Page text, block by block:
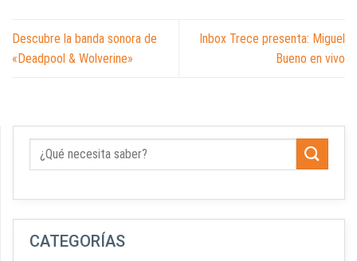
Descubre la banda sonora de
«Deadpool & Wolverine»
Inbox Trece presenta: Miguel
Bueno en vivo
CATEGORÍAS